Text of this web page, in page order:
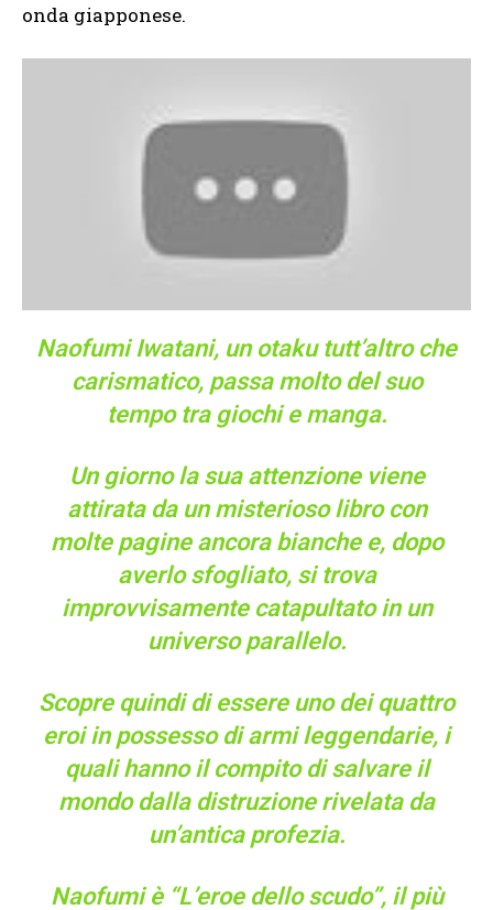
onda giapponese.
Naofumi Iwatani, un otaku tutt’altro che
carismatico, passa molto del suo
tempo tra giochi e manga.
Un giorno la sua attenzione viene
attirata da un misterioso libro con
molte pagine ancora bianche e, dopo
averlo sfogliato, si trova
improvvisamente catapultato in un
universo parallelo.
Scopre quindi di essere uno dei quattro
eroi in possesso di armi leggendarie, i
quali hanno il compito di salvare il
mondo dalla distruzione rivelata da
un’antica profezia.
Naofumi è “L’eroe dello scudo”, il più